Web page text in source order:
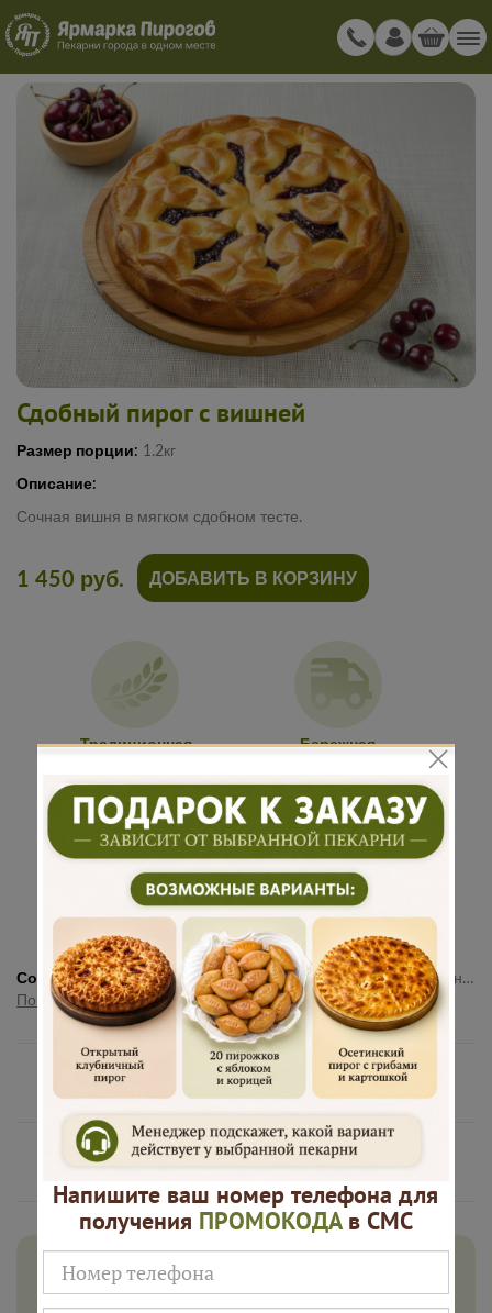
Сдобный пирог с вишней
Размер порции: 1.2кг
Описание:
Сочная вишня в мягком сдобном тесте.
Традиционная
Бережная
Подарок к
каждому
заказу
Много
начинки
1 450 руб. ДОБАВИТЬ В КОРЗИНУ
Состав:Мука пшеничная высшего сорта, молоко, яйцо куриное, сахар, соль, дрожжи, масло сливочное, вишня, сахар
Показать полностью
Нам доверяют
Русские Пироги это
Дарим 500 рублей на заказ в
августе!
Напишите ваш номер телефона для
получения ПРОМОКОДАв СМС